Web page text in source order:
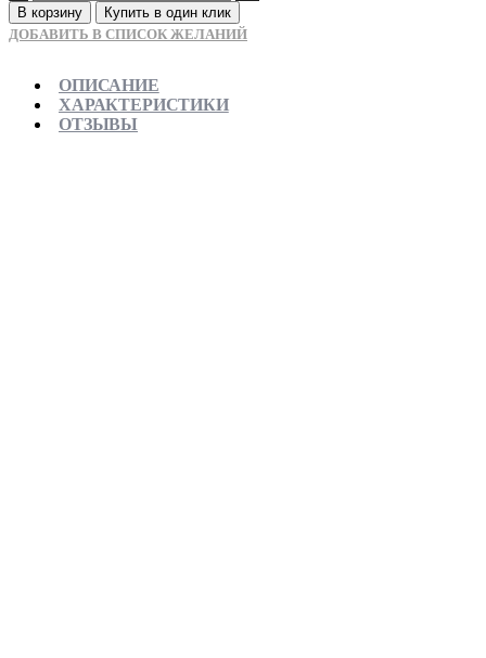
В корзину
Купить в один клик
ДОБАВИТЬ В СПИСОК ЖЕЛАНИЙ
ОПИСАНИЕ
ХАРАКТЕРИСТИКИ
ОТЗЫВЫ